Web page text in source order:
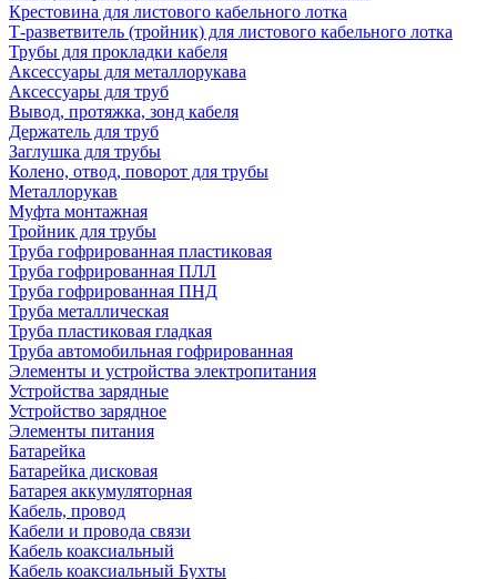
Крестовина для листового кабельного лотка
Т-разветвитель (тройник) для листового кабельного лотка
Трубы для прокладки кабеля
Аксессуары для металлорукава
Аксессуары для труб
Вывод, протяжка, зонд кабеля
Держатель для труб
Заглушка для трубы
Колено, отвод, поворот для трубы
Металлорукав
Муфта монтажная
Тройник для трубы
Труба гофрированная пластиковая
Труба гофрированная ПЛЛ
Труба гофрированная ПНД
Труба металлическая
Труба пластиковая гладкая
Труба автомобильная гофрированная
Элементы и устройства электропитания
Устройства зарядные
Устройство зарядное
Элементы питания
Батарейка
Батарейка дисковая
Батарея аккумуляторная
Кабель, провод
Кабели и провода связи
Кабель коаксиальный
Кабель коаксиальный Бухты